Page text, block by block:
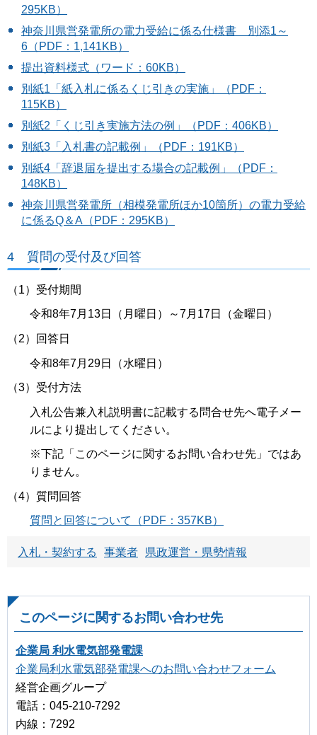
295KB）
神奈川県営発電所の電力受給に係る仕様書 別添1～
6（PDF：1,141KB）
提出資料様式（ワード：60KB）
別紙1「紙入札に係るくじ引きの実施」（PDF：
115KB）
別紙2「くじ引き実施方法の例」（PDF：406KB）
別紙3「入札書の記載例」（PDF：191KB）
別紙4「辞退届を提出する場合の記載例」（PDF：
148KB）
神奈川県営発電所（相模発電所ほか10箇所）の電力受給
に係るQ＆A（PDF：295KB）
4 質問の受付及び回答
（1）受付期間
令和8年7月13日（月曜日）～7月17日（金曜日）
（2）回答日
令和8年7月29日（水曜日）
（3）受付方法
入札公告兼入札説明書に記載する問合せ先へ電子メー
ルにより提出してください。
※下記「このページに関するお問い合わせ先」ではあ
りません。
（4）質問回答
質問と回答について（PDF：357KB）
入札・契約する 事業者 県政運営・県勢情報
このページに関するお問い合わせ先
企業局 利水電気部発電課
企業局利水電気部発電課へのお問い合わせフォーム
経営企画グループ
電話：045-210-7292
内線：7292